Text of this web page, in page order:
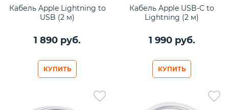
Кабель Apple Lightning to
USB (2 м)
1 890 руб.
КУПИТЬ
Кабель Apple USB-C to
Lightning (2 м)
1 990 руб.
КУПИТЬ